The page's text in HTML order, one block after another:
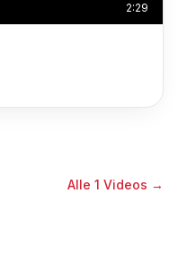
2:29
Alle 1 Videos →